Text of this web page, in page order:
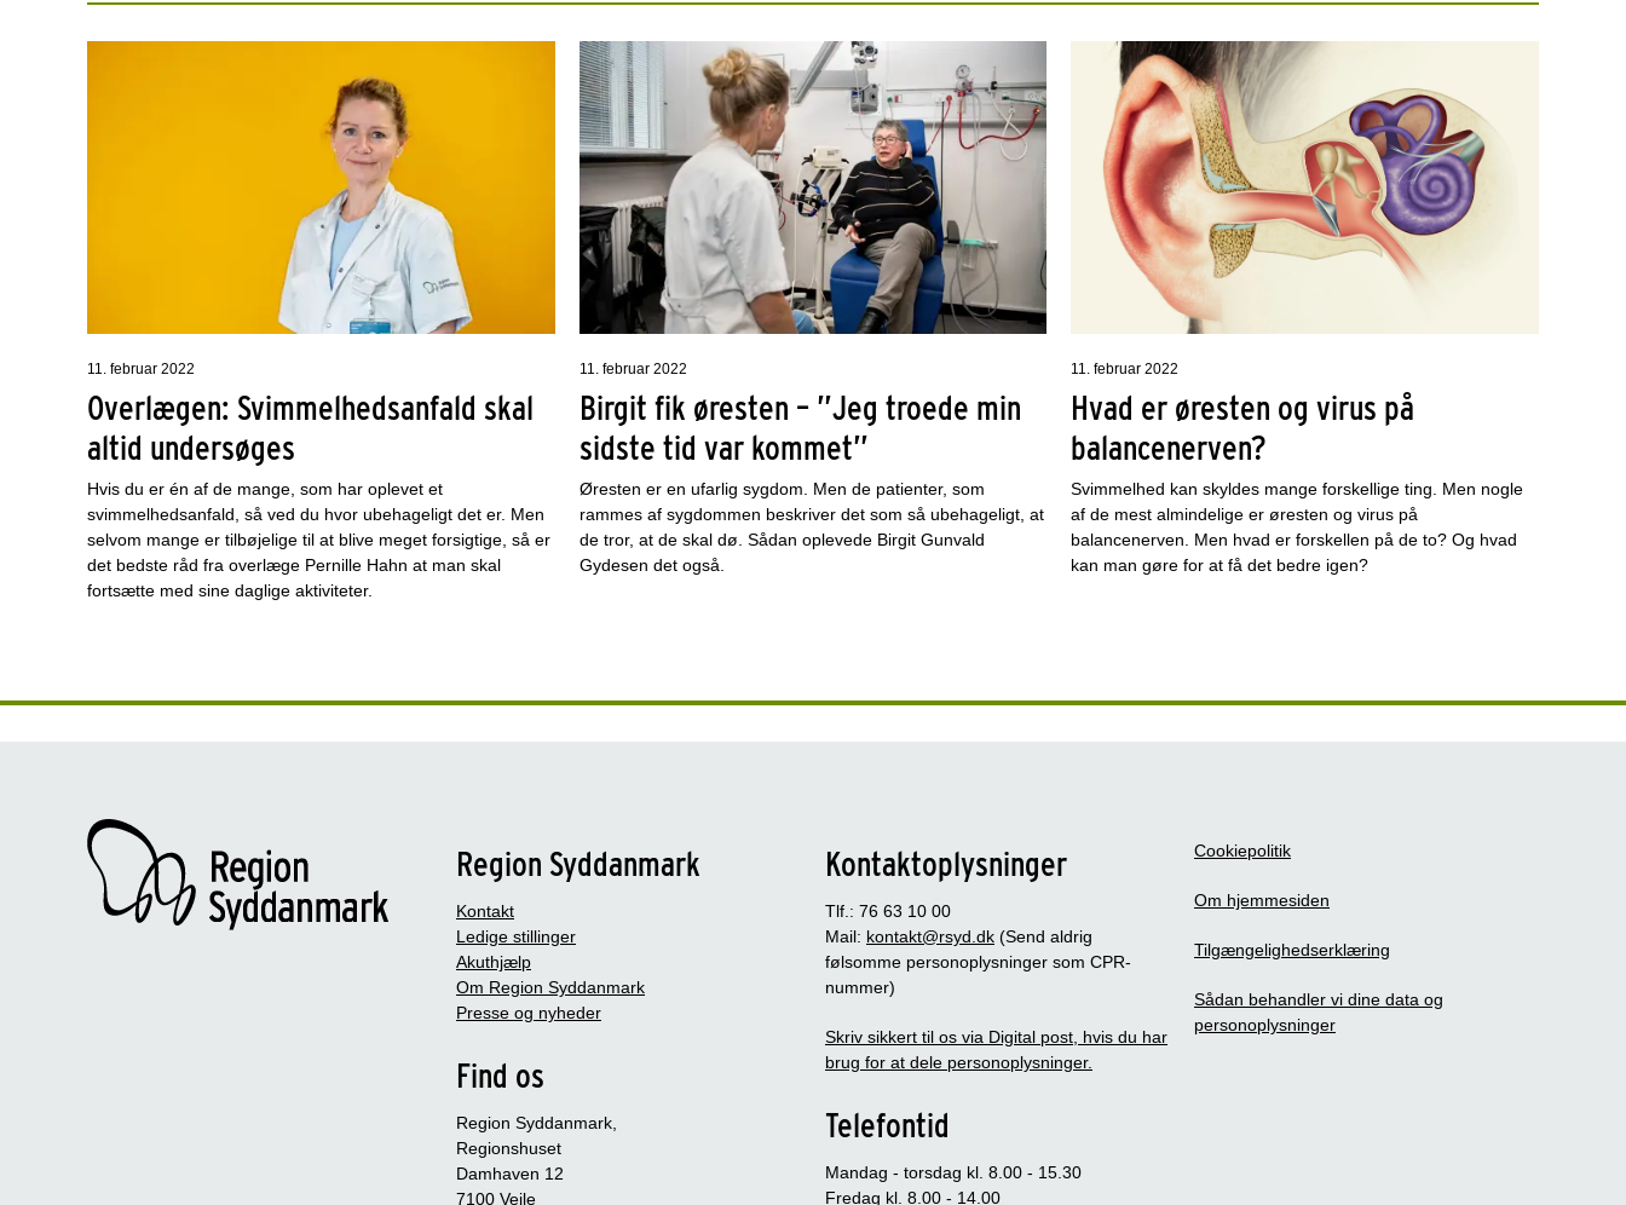
11. februar 2022
Overlægen: Svimmelhedsanfald skal
altid undersøges
Hvis du er én af de mange, som har oplevet et
svimmelhedsanfald, så ved du hvor ubehageligt det er. Men
selvom mange er tilbøjelige til at blive meget forsigtige, så er
det bedste råd fra overlæge Pernille Hahn at man skal
fortsætte med sine daglige aktiviteter.
11. februar 2022
Birgit fik øresten – ”Jeg troede min
sidste tid var kommet”
Øresten er en ufarlig sygdom. Men de patienter, som
rammes af sygdommen beskriver det som så ubehageligt, at
de tror, at de skal dø. Sådan oplevede Birgit Gunvald
Gydesen det også.
11. februar 2022
Hvad er øresten og virus på
balancenerven?
Svimmelhed kan skyldes mange forskellige ting. Men nogle
af de mest almindelige er øresten og virus på
balancenerven. Men hvad er forskellen på de to? Og hvad
kan man gøre for at få det bedre igen?
Region Syddanmark
Kontakt
Ledige stillinger
Akuthjælp
Om Region Syddanmark
Presse og nyheder
Find os
Region Syddanmark,
Regionshuset
Damhaven 12
7100 Vejle
Kontaktoplysninger
Tlf.: 76 63 10 00
Mail: kontakt@rsyd.dk (Send aldrig
følsomme personoplysninger som CPR-
nummer)
Skriv sikkert til os via Digital post, hvis du har
brug for at dele personoplysninger.
Telefontid
Mandag - torsdag kl. 8.00 - 15.30
Fredag kl. 8.00 - 14.00
Cookiepolitik
Om hjemmesiden
Tilgængelighedserklæring
Sådan behandler vi dine data og
personoplysninger